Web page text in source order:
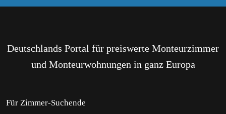
Deutschlands Portal für preiswerte Monteurzimmer
und Monteurwohnungen in ganz Europa
Für Zimmer-Suchende